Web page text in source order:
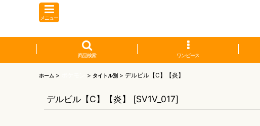
メニュー
商品検索 ワンピース
ホーム > > タイトル別 > デルビル【C】【炎】
デルビル【C】【炎】 [SV1V_017]